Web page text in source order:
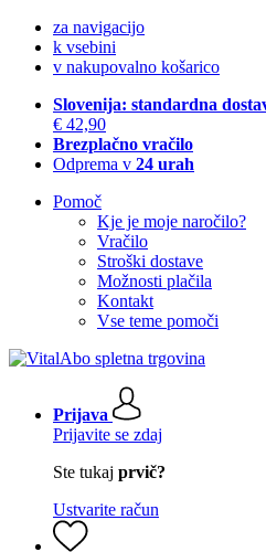
za navigacijo
k vsebini
v nakupovalno košarico
Slovenija: standardna
€ 42,90
Brezplačno vračilo
Odprema v 24 urah
Pomoč
Kje je moje naročilo?
Vračilo
Stroški dostave
Možnosti plačila
Kontakt
Vse teme pomoči
Prijava
Prijavite se zdaj
Ste tukaj prvič?
Ustvarite račun